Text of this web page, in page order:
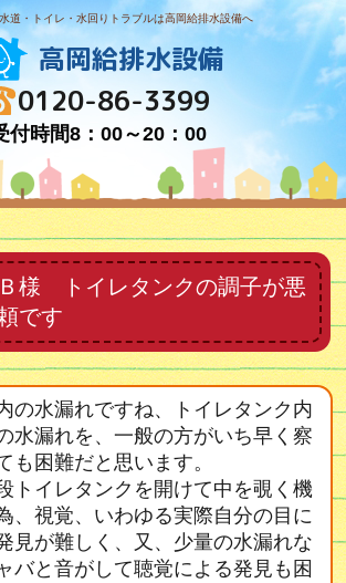
道・トイレ・水回りトラブルは高岡給排水設備へ
高岡給排水設備
0120-86-3399
付時間8：00～20：00
様 トイレタンクの調子が悪
です
の水漏れですね、トイレタンク内
水漏れを、一般の方がいち早く察
も困難だと思います。
トイレタンクを開けて中を覗く機
、視覚、いわゆる実際自分の目に
見が難しく、又、少量の水漏れな
バと音がして聴覚による発見も困